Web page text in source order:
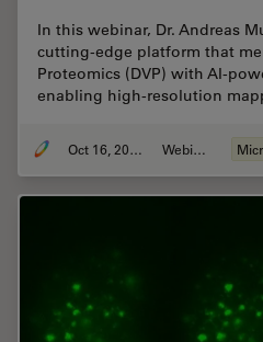
In this webinar, Dr. Andreas
cutting-edge platform that
Proteomics (DVP) with AI-
enabling high-resolution
Oct 16, 2025 Webinar